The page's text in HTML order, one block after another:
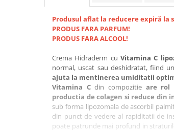
Produsul aflat la reducere expiră la
PRODUS FARA PARFUM!
PRODUS FARA ALCOOL!
Crema Hidraderm cuVitamina C
normal, uscat sau deshidratat, fiind un
ajuta la mentinerea umiditatii
Vitamina Cdin compozitie are rol
productia de colagen si reduce din
sub forma lipozomala de ascorbil
din punct de vedere al rapiditatii de
poate patrunde mai profund in